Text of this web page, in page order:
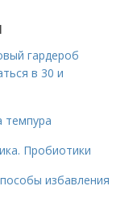
гардероб
в 30 и
темпура
Пробиотики
избавления